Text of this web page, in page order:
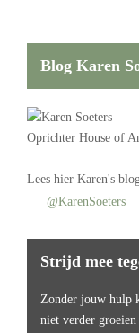
Blog Karen
Oprichter House of
Lees hier Karen's
@KarenSoeters
Strijd mee
Zonder jouw hulp
niet verder groeien